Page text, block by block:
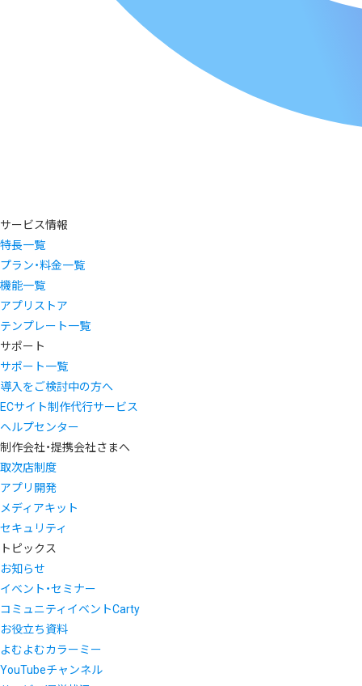
サービス情報
特長一覧
プラン・料金一覧
機能一覧
アプリストア
テンプレート一覧
サポート
サポート一覧
導入をご検討中の方へ
ECサイト制作代行サービス
ヘルプセンター
制作会社・提携会社さまへ
取次店制度
アプリ開発
メディアキット
セキュリティ
トピックス
お知らせ
イベント・セミナー
コミュニティイベントCarty
お役立ち資料
よむよむカラーミー
YouTubeチャンネル